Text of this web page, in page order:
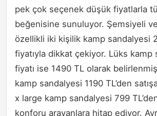
pek çok seçenek düşük fiyatlarla
beğenisine sunuluyor. Şemsiyeli
özellikli iki kişilik kamp sandalyesi
fiyatıyla dikkat çekiyor. Lüks kamp
fiyatı ise 1490 TL olarak
kamp sandalyesi 1190 TL’den
x large kamp sandalyesi 799
konforu arayanlara hitap ediyor.